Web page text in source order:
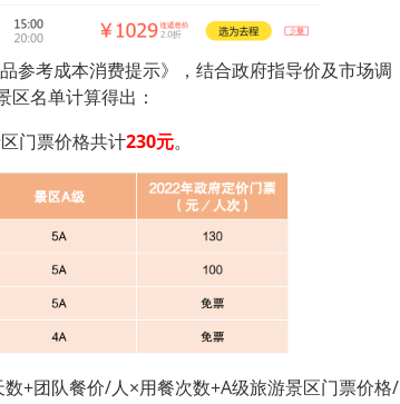
参考成本消费提示》，结合政府指导价及市场调
区名单计算得出：
门票价格共计230元。
+团队餐价/人×用餐次数+A级旅游景区门票价格/